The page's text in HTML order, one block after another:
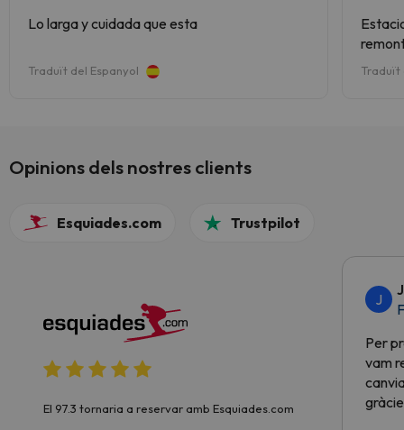
Lo larga y cuidada que esta
Traduït del Espanyol Traduït
Opinions dels nostres clients
Esquiades.com Trustpilot
El 97.3 tornaria a reservar amb Esquiades.com
J
Per
vam